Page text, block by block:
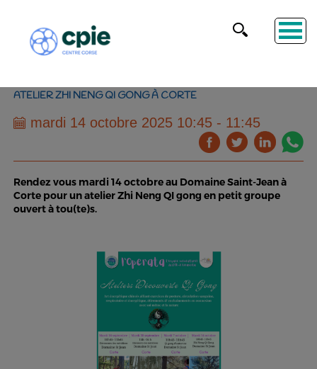
ATELIER ZHI NENG QI GONG À CORTE
mardi 14 octobre 2025 10:45 - 11:45
Rendez vous mardi 14 octobre au Domaine Saint-Jean à
Corte pour un atelier Zhi Neng QI gong en petit groupe
ouvert à tou(te)s.